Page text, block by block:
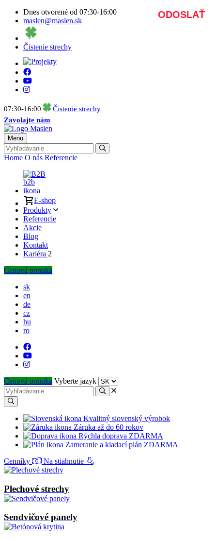
Dnes otvorené od 07:30-16:00
maslen@maslen.sk
Čistenie strechy
07:30-16:00
Čistenie strechy
Zavolajte nám
Menu
Home O nás Referencie
B2B
E-shop
Produkty
Referencie
Akcie
Blog
Kontakt
Kariéra 2
Cenová ponuka
sk
en
de
cz
hu
ro
Cenová ponuka Vyberte jazyk
Kvalitný slovenský výrobok
Záruka až do 60 rokov
Rýchla doprava ZDARMA
Zameranie a kladací plán ZDARMA
Cenníky
Na stiahnutie
Plechové strechy
Sendvičové panely